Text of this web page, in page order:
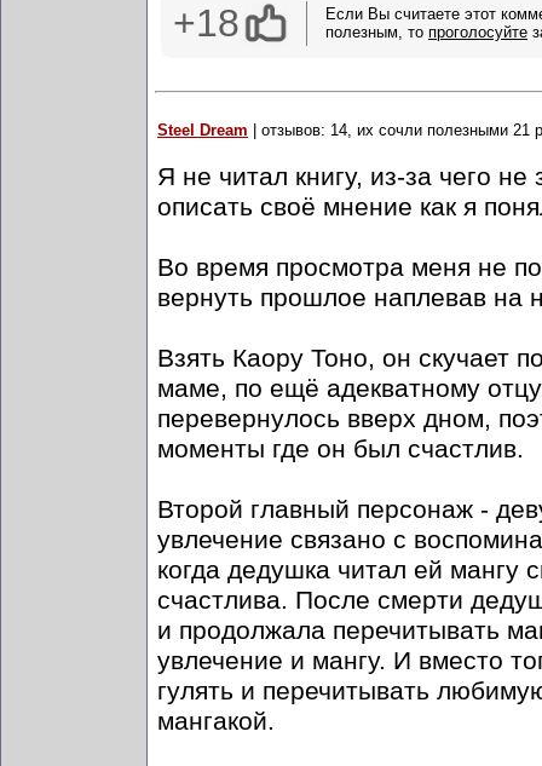
+18
Если Вы считаете этот
полезным, то проголосуйте
Steel Dream | отзывов: 14, их сочли полезными 21
Я не читал книгу, из-за чего
описать своё мнение как я
Во время просмотра меня не
вернуть прошлое наплевав на
Взять Каору Тоно, он скучает
маме, по ещё адекватному
перевернулось вверх дном,
моменты где он был счастлив.
Второй главный персонаж -
увлечение связано с
когда дедушка читал ей мангу
счастлива. После смерти
и продолжала перечитывать
увлечение и мангу. И вместо
гулять и перечитывать
мангакой.